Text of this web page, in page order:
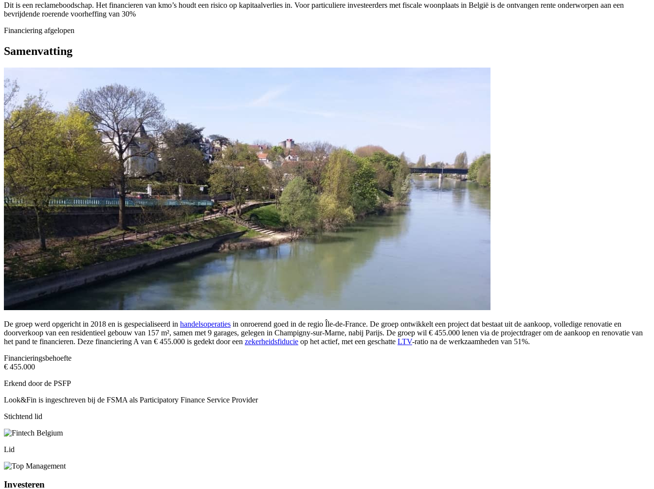
Dit is een reclameboodschap. Het financieren van kmo’s houdt een risico op kapitaalverlies in. Voor particuliere investeerders met fiscale woonplaats in België is de ontvangen rente onderworpen aan een
bevrijdende roerende voorheffing van 30%
Financiering afgelopen
Samenvatting
De groep werd opgericht in 2018 en is gespecialiseerd in handelsoperaties in onroerend goed in de regio Île-de-France. De groep ontwikkelt een project dat bestaat uit de aankoop, volledige renovatie en
doorverkoop van een residentieel gebouw van 157 m², samen met 9 garages, gelegen in Champigny-sur-Marne, nabij Parijs. De groep wil € 455.000 lenen via de projectdrager om de aankoop en renovatie van
het pand te financieren. Deze financiering A van € 455.000 is gedekt door een zekerheidsfiducie op het actief, met een geschatte LTV-ratio na de werkzaamheden van 51%.
Financieringsbehoefte
€ 455.000
Erkend door de PSFP
Look&Fin is ingeschreven bij de FSMA als Participatory Finance Service Provider
Stichtend lid
Lid
Investeren